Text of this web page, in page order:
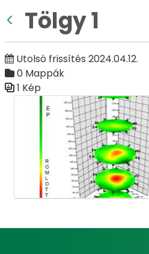
Tölgy 1
Utolsó frissítés 2024.04.12.
0 Mappák
1 Kép